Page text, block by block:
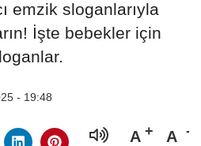
emzik sloganlarıyla
İşte bebekler için
- 19:48
A A